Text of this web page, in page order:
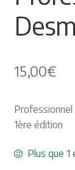
Les
15,00€
Professionnel
1ère édition
Plus que 1